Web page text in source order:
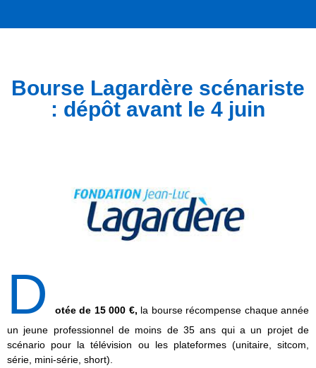
Bourse Lagardère scénariste
: dépôt avant le 4 juin
D otée de 15 000 €, la bourse récompense chaque année
un jeune professionnel de moins de 35 ans qui a un projet de
scénario pour la télévision ou les plateformes (unitaire, sitcom,
série, mini-série, short).